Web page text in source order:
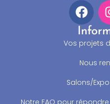
Vos projets
Nous
Salons/
Notre FAQ pour